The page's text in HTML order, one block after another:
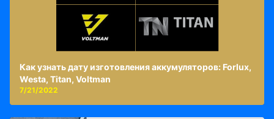
Как узнать дату изготовления аккумуляторов: Forlux,
Westa, Titan, Voltman
7/21/2022